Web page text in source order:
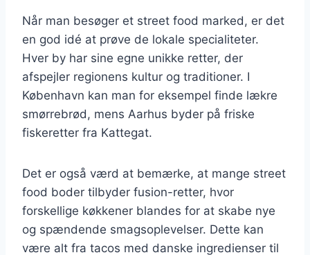
Når man besøger et street food marked, er det
en god idé at prøve de lokale specialiteter.
Hver by har sine egne unikke retter, der
afspejler regionens kultur og traditioner. I
København kan man for eksempel finde lækre
smørrebrød, mens Aarhus byder på friske
fiskeretter fra Kattegat.
Det er også værd at bemærke, at mange street
food boder tilbyder fusion-retter, hvor
forskellige køkkener blandes for at skabe nye
og spændende smagsoplevelser. Dette kan
være alt fra tacos med danske ingredienser til